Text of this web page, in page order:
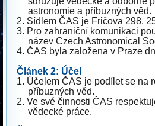
astronomie a příbuzných věd.
2. Sídlem ČAS je Fričova 298,
3. Pro zahraniční komunikaci
název Czech Astronomical
4. ČAS byla založena v Praze
Článek 2: Účel
1. Účelem ČAS je podílet se na
příbuzných věd.
2. Ve své činnosti ČAS
vědecké práce.